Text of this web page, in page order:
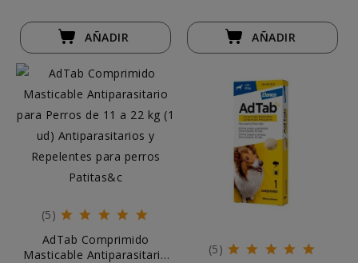
AÑADIR AÑADIR
(5)
AdTab Comprimido
Masticable Antiparasitario
(5)